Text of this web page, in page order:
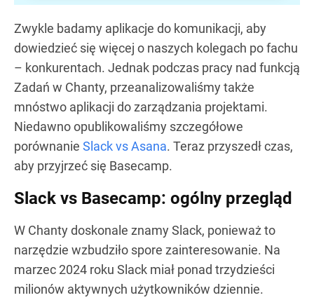
Zwykle badamy aplikacje do komunikacji, aby
dowiedzieć się więcej o naszych kolegach po fachu
– konkurentach. Jednak podczas pracy nad funkcją
Zadań w Chanty, przeanalizowaliśmy także
mnóstwo aplikacji do zarządzania projektami.
Niedawno opublikowaliśmy szczegółowe
porównanie Slack vs Asana. Teraz przyszedł czas,
aby przyjrzeć się Basecamp.
Slack vs Basecamp: ogólny przegląd
W Chanty doskonale znamy Slack, ponieważ to
narzędzie wzbudziło spore zainteresowanie. Na
marzec 2024 roku Slack miał ponad trzydzieści
milionów aktywnych użytkowników dziennie.